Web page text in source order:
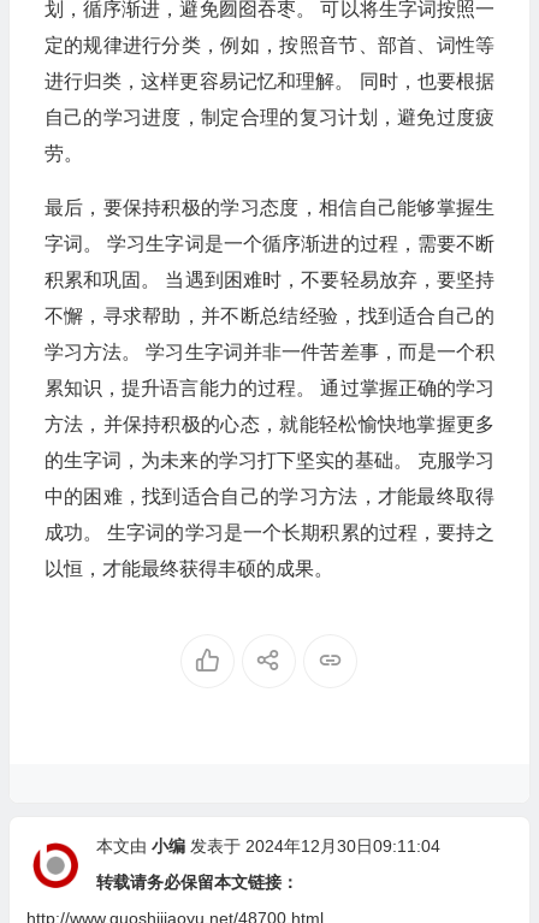
划，循序渐进，避免囫囵吞枣。 可以将生字词按照一
定的规律进行分类，例如，按照音节、部首、词性等
进行归类，这样更容易记忆和理解。 同时，也要根据
自己的学习进度，制定合理的复习计划，避免过度疲
劳。
最后，要保持积极的学习态度，相信自己能够掌握生
字词。 学习生字词是一个循序渐进的过程，需要不断
积累和巩固。 当遇到困难时，不要轻易放弃，要坚持
不懈，寻求帮助，并不断总结经验，找到适合自己的
学习方法。 学习生字词并非一件苦差事，而是一个积
累知识，提升语言能力的过程。 通过掌握正确的学习
方法，并保持积极的心态，就能轻松愉快地掌握更多
的生字词，为未来的学习打下坚实的基础。 克服学习
中的困难，找到适合自己的学习方法，才能最终取得
成功。 生字词的学习是一个长期积累的过程，要持之
以恒，才能最终获得丰硕的成果。
本文由 小编发表于 2024年12月30日09:11:04
转载请务必保留本文链接：
http://www.guoshijiaoyu.net/48700.html